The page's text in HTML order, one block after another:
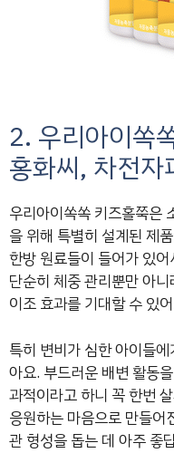
2. 우리아이쏙
홍화씨, 차전
우리아이쏙쏙 키즈홀쭉은
을 위해 특별히 설계된 제
한방 원료들이 들어가 있
단순히 체중 관리뿐만 아
이조 효과를 기대할 수 있
특히 변비가 심한 아이들
아요. 부드러운 배변 활동
과적이라고 하니 꼭 한번
응원하는 마음으로 만들어
관 형성을 돕는 데 아주 좋